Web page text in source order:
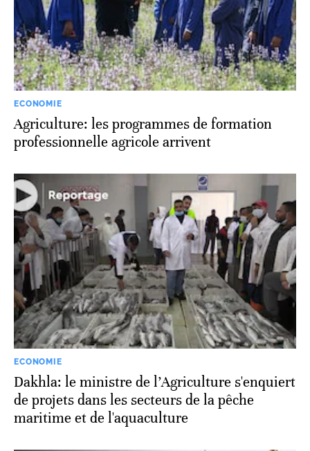
ECONOMIE
Agriculture: les programmes de formation
professionnelle agricole arrivent
ECONOMIE
Dakhla: le ministre de l’Agriculture s'enquiert
de projets dans les secteurs de la pêche
maritime et de l'aquaculture